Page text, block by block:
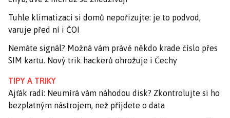
Tuhle klimatizaci si domů nepořizujte: je to podvod,
varuje před ní i ČOI
Nemáte signál? Možná vám právě někdo krade číslo přes
SIM kartu. Nový trik hackerů ohrožuje i Čechy
TIPY A TRIKY
Ajťák radí: Neumírá vám náhodou disk? Zkontrolujte si ho
bezplatným nástrojem, než přijdete o data